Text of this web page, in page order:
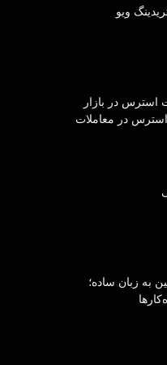
ویو
استرس در بازار
در معاملات
به زبان ساده؛